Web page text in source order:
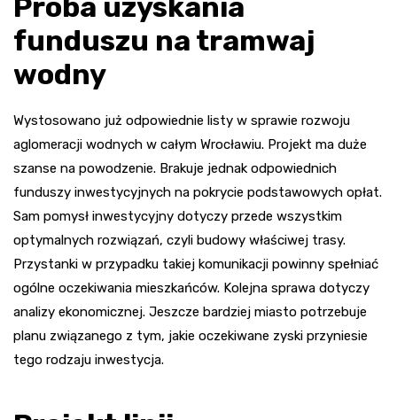
Próba uzyskania
funduszu na tramwaj
wodny
Wystosowano już odpowiednie listy w sprawie rozwoju
aglomeracji wodnych w całym Wrocławiu. Projekt ma duże
szanse na powodzenie. Brakuje jednak odpowiednich
funduszy inwestycyjnych na pokrycie podstawowych opłat.
Sam pomysł inwestycyjny dotyczy przede wszystkim
optymalnych rozwiązań, czyli budowy właściwej trasy.
Przystanki w przypadku takiej komunikacji powinny spełniać
ogólne oczekiwania mieszkańców. Kolejna sprawa dotyczy
analizy ekonomicznej. Jeszcze bardziej miasto potrzebuje
planu związanego z tym, jakie oczekiwane zyski przyniesie
tego rodzaju inwestycja.